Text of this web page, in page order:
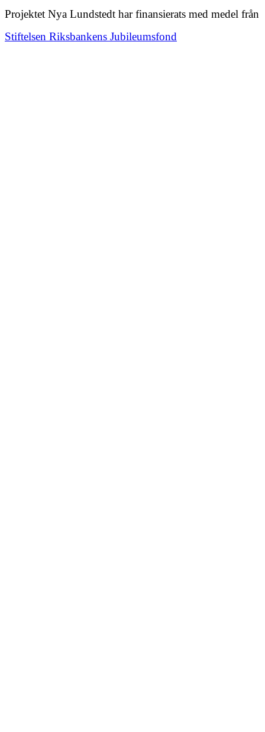
Projektet Nya Lundstedt har finansierats med medel från
Stiftelsen Riksbankens Jubileumsfond